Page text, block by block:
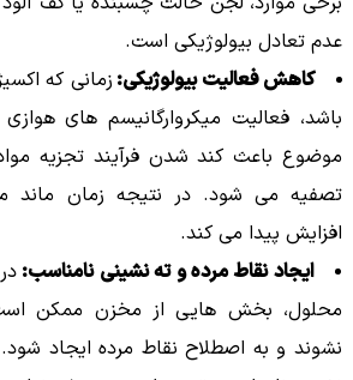
عدم تعادل بیولوژیکی است.
کاهش فعالیت بیولوژیکی: زمانی که
باشد، فعالیت میکروارگانیسم های
موضوع باعث کند شدن فرآیند تجزیه
تصفیه می شود. در نتیجه زمان ماند
افزایش پیدا می کند.
ایجاد نقاط مرده و ته نشینی نامناسب:
محلول، بخش هایی از مخزن ممکن
نشوند و به اصطلاح نقاط مرده ایجاد